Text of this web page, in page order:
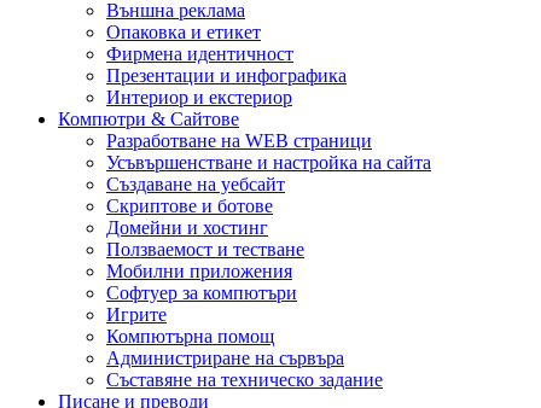
Външна реклама
Опаковка и етикет
Фирмена идентичност
Презентации и инфографика
Интериор и екстериор
Компютри & Сайтове
Разработване на WEB страници
Усъвършенстване и настройка на сайта
Създаване на уебсайт
Скриптове и ботове
Домейни и хостинг
Ползваемост и тестване
Мобилни приложения
Софтуер за компютъри
Игрите
Компютърна помощ
Администриране на сървъра
Съставяне на техническо задание
Писане и преводи